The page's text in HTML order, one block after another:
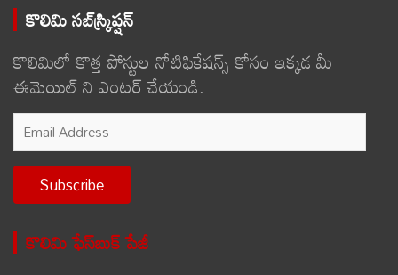
కొలిమి సబ్‌స్క్రిప్షన్
కొలిమిలో కొత్త పోస్టుల నోటిఫికేషన్స్ కోసం ఇక్కడ మీ
ఈమెయిల్ ని ఎంటర్ చేయండి.
Email
Address
Subscribe
కొలిమి ఫేస్‌బుక్ పేజీ